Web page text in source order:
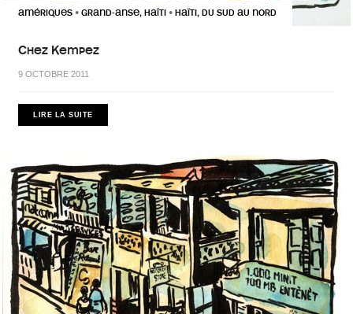
AMÉRIQUES • GRAND-ANSE, HAÏTI • HAÏTI, DU SUD AU NORD
Chez Kempez
9 OCTOBRE 2011
LIRE LA SUITE